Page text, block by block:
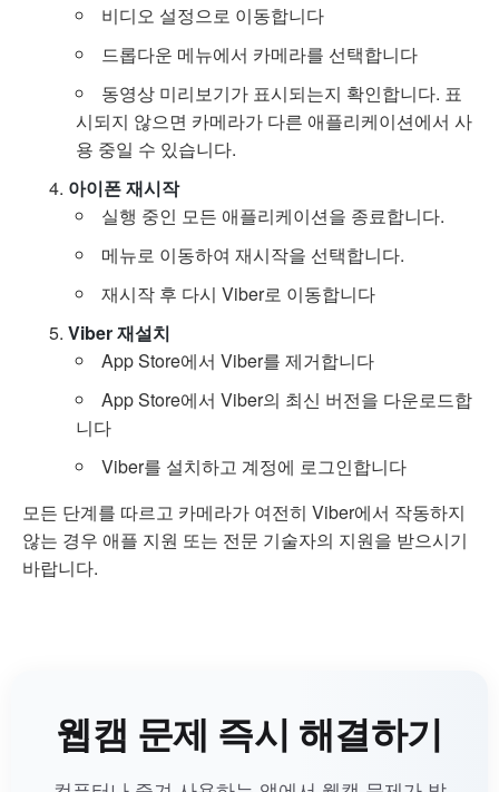
비디오 설정으로 이동합니다
드롭다운 메뉴에서 카메라를 선택합니다
동영상 미리보기가 표시되는지 확인합니다. 표
시되지 않으면 카메라가 다른 애플리케이션에서 사
용 중일 수 있습니다.
아이폰 재시작
실행 중인 모든 애플리케이션을 종료합니다.
메뉴로 이동하여 재시작을 선택합니다.
재시작 후 다시 Viber로 이동합니다
Viber 재설치
App Store에서 Viber를 제거합니다
App Store에서 Viber의 최신 버전을 다운로드합
니다
Viber를 설치하고 계정에 로그인합니다
모든 단계를 따르고 카메라가 여전히 Viber에서 작동하지
않는 경우 애플 지원 또는 전문 기술자의 지원을 받으시기
바랍니다.
웹캠 문제 즉시 해결하기